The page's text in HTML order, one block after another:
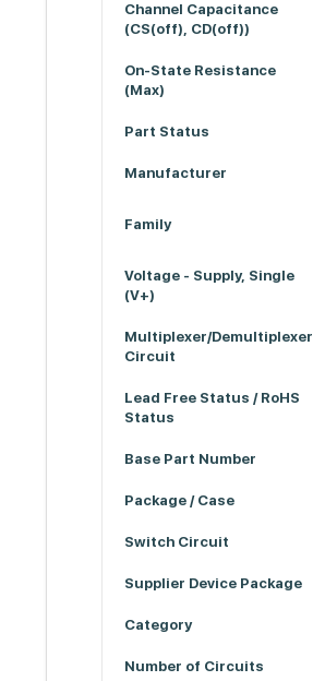
Channel Capacitance
(CS(off), CD(off))
On-State Resistance
(Max)
Part Status
Manufacturer
Family
Voltage - Supply, Single
(V+)
Multiplexer/Demultiplexer
Circuit
Lead Free Status / RoHS
Status
Base Part Number
Package / Case
Switch Circuit
Supplier Device Package
Category
Number of Circuits